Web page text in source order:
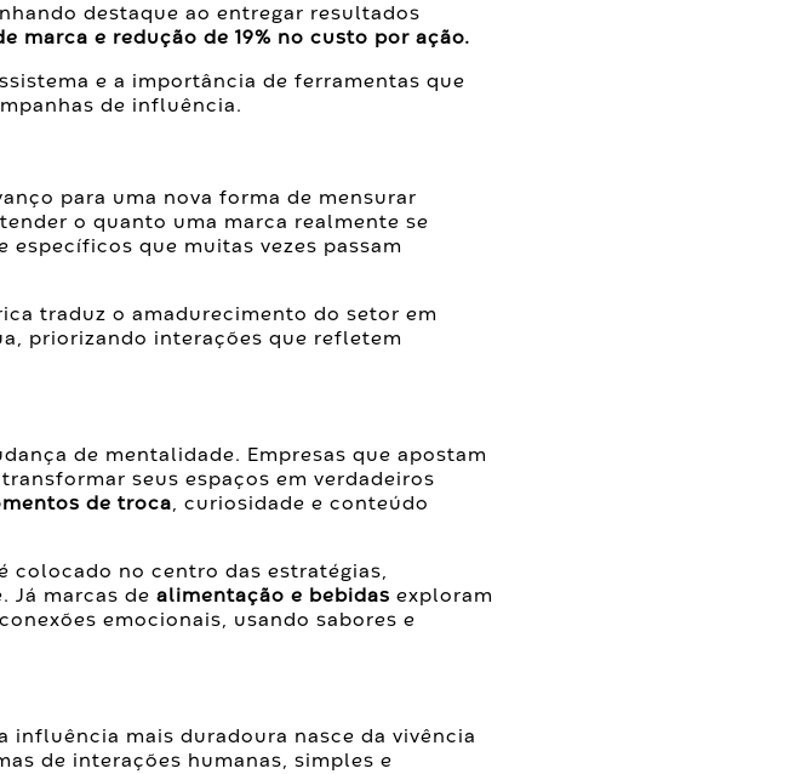
destaque ao entregar resultados
marca e redução de 19% no custo por ação.
e a importância de ferramentas que
de influência.
para uma nova forma de mensurar
o quanto uma marca realmente se
específicos que muitas vezes passam
traduz o amadurecimento do setor em
priorizando interações que refletem
de mentalidade. Empresas que apostam
seus espaços em verdadeiros
de troca , curiosidade e conteúdo
colocado no centro das estratégias,
Já marcas de alimentação e bebidas exploram
emocionais, usando sabores e
influência mais duradoura nasce da vivência
de interações humanas, simples e